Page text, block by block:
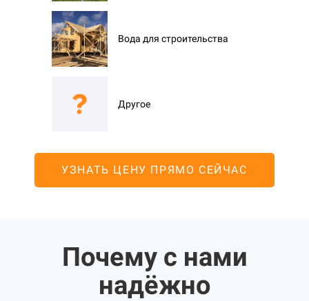
Вода для строительства
Другое
УЗНАТЬ ЦЕНУ ПРЯМО СЕЙЧАС
Почему с нами
надёжно